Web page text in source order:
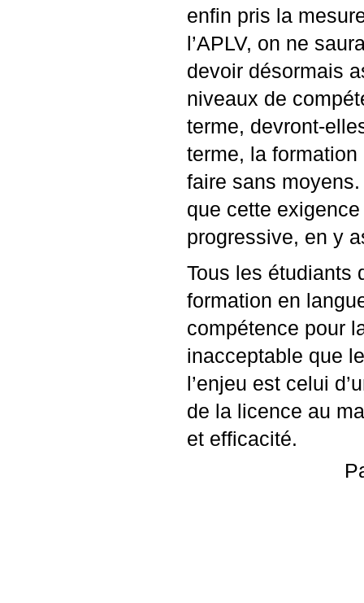
enfin pris la
l’APLV, on ne
devoir désormais
niveaux de
terme, devront-
terme, la
faire sans
que cette
progressive, en y
Tous les étudiants
formation en
compétence pour
inacceptable que
l’enjeu est celui
de la licence au
et efficacité.